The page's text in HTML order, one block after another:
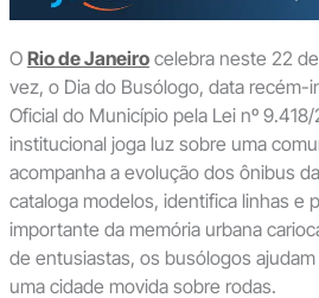
O Rio de Janeirocelebra neste 22
vez, o Dia do Busólogo, data recém-
Oficial do Município pela Lei nº
institucional joga luz sobre uma
acompanha a evolução dos ônibus
cataloga modelos, identifica linhas e
importante da memória urbana
de entusiastas, os busólogos
uma cidade movida sobre rodas.